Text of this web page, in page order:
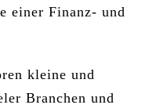
einer Finanz- und
kleine und
Branchen und